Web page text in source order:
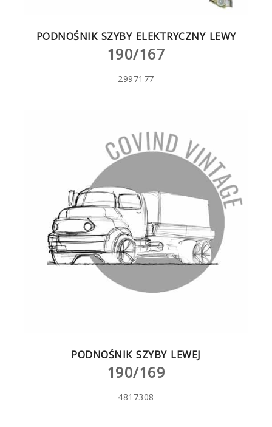
PODNOŚNIK SZYBY ELEKTRYCZNY LEWY
190/167
2997177
PODNOŚNIK SZYBY LEWEJ
190/169
4817308